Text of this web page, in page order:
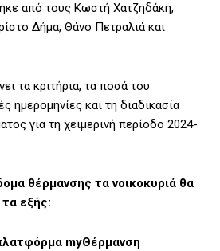
από τους Κωστή Χατζηδάκη,
Δήμα, Θάνο Πετραλιά και
τα κριτήρια, τα ποσά του
ημερομηνίες και τη διαδικασία
για τη χειμερινή περίοδο 2024-
θέρμανσης τα νοικοκυριά θα
εξής:
myΘέρμανση